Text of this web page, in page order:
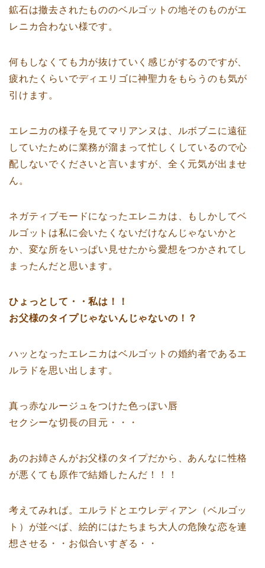
鉱石は撤去されたもののベルゴットの地そのものがエ
レニカ合わない様です。
何もしなくても力が抜けていく感じがするのですが、
疲れたくらいでディエリゴに神聖力をもらうのも気が
引けます。
エレニカの様子を見てマリアンヌは、ルボブニに遠征
していたために業務が溜まって忙しくしているので心
配しないでくださいと言いますが、全く元気が出ませ
ん。
ネガティブモードになったエレニカは、もしかしてベ
ルゴットは私に会いたくないだけなんじゃないかと
か、変な所をいっぱい見せたから愛想をつかされてし
まったんだと思います。
ひょっとして・・私は！！
お父様のタイプじゃないんじゃないの！？
ハッとなったエレニカはベルゴットの婚約者であるエ
ルラドを思い出します。
真っ赤なルージュをつけた色っぽい唇
セクシーな切長の目元・・・
あのお姉さんがお父様のタイプだから、あんなに性格
が悪くても原作で結婚したんだ！！！
考えてみれば。エルラドとエウレディアン（ベルゴッ
ト）が並べば、絵的にはたちまち大人の危険な恋を連
想させる・・お似合いすぎる・・